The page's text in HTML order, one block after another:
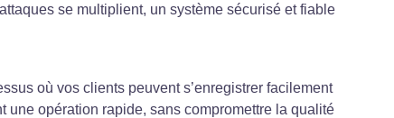
se multiplient, un système sécurisé et fiable
où vos clients peuvent s’enregistrer facilement
une opération rapide, sans compromettre la qualité